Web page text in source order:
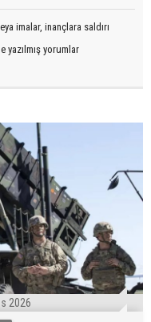
imalar, inançlara saldırı
yazılmış yorumlar
2026